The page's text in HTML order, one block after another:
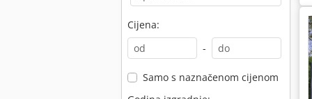
Cijena:
-
Samo s naznačenom cijenom